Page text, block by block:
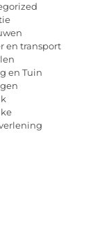
en transport
en Tuin